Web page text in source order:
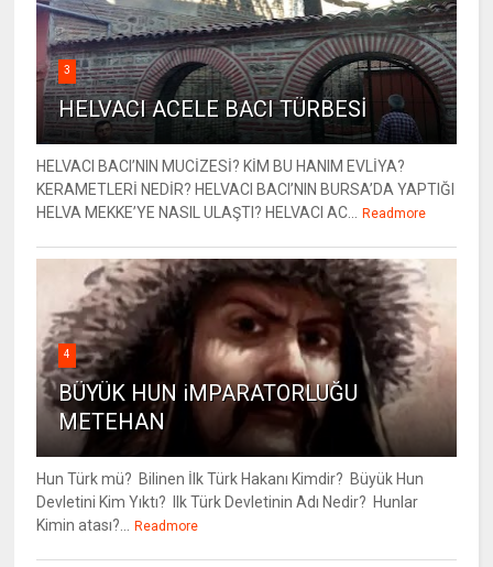
3
HELVACI ACELE BACI TÜRBESİ
HELVACI BACI’NIN MUCİZESİ? KİM BU HANIM EVLİYA?
KERAMETLERİ NEDİR? HELVACI BACI’NIN BURSA’DA YAPTIĞI
HELVA MEKKE’YE NASIL ULAŞTI? HELVACI AC...
Readmore
4
BÜYÜK HUN iMPARATORLUĞU
METEHAN
Hun Türk mü? Bilinen İlk Türk Hakanı Kimdir? Büyük Hun
Devletini Kim Yıktı? Ilk Türk Devletinin Adı Nedir? Hunlar
Kimin atası?...
Readmore